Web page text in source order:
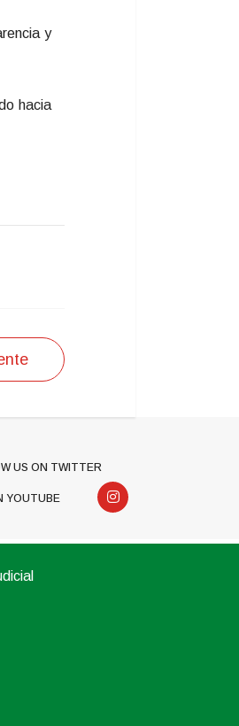
y
hacia
US ON TWITTER
YOUTUBE